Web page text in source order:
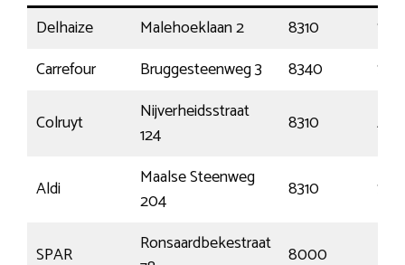
Delhaize
Malehoeklaan 2 8310
Carrefour
Bruggesteenweg 3 8340
Colruyt
Nijverheidsstraat
124
8310
Aldi
Maalse Steenweg
204
8310
SPAR
Ronsaardbekestraat
8000